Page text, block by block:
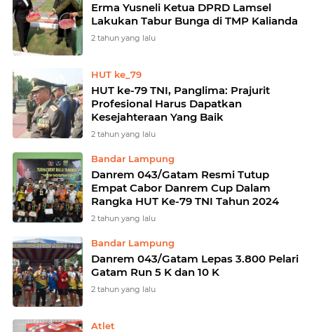
Erma Yusneli Ketua DPRD Lamsel
Lakukan Tabur Bunga di TMP Kalianda
2 tahun yang lalu
HUT ke_79
HUT ke-79 TNI, Panglima: Prajurit
Profesional Harus Dapatkan
Kesejahteraan Yang Baik
2 tahun yang lalu
Bandar Lampung
Danrem 043/Gatam Resmi Tutup
Empat Cabor Danrem Cup Dalam
Rangka HUT Ke-79 TNI Tahun 2024
2 tahun yang lalu
Bandar Lampung
Danrem 043/Gatam Lepas 3.800 Pelari
Gatam Run 5 K dan 10 K
2 tahun yang lalu
Atlet